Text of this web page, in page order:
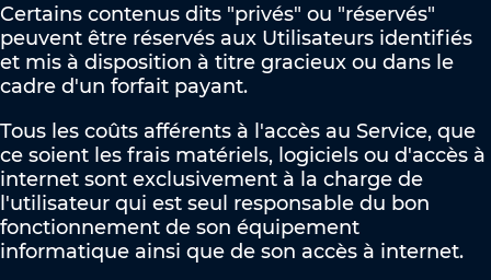
Certains contenus dits "privés" ou "réservés"
peuvent être réservés aux Utilisateurs identifiés
et mis à disposition à titre gracieux ou dans le
cadre d'un forfait payant.
Tous les coûts afférents à l'accès au Service, que
ce soient les frais matériels, logiciels ou d'accès à
internet sont exclusivement à la charge de
l'utilisateur qui est seul responsable du bon
fonctionnement de son équipement
informatique ainsi que de son accès à internet.